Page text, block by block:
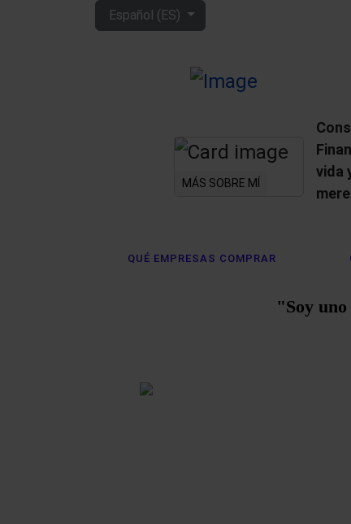
Seleccione su idioma
Español (ES)
MÁS SOBRE MÍ
vida
QUÉ EMPRESAS COMPRAR
"Soy uno